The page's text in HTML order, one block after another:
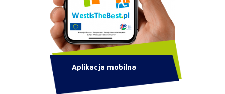
Aplikacja mobilna